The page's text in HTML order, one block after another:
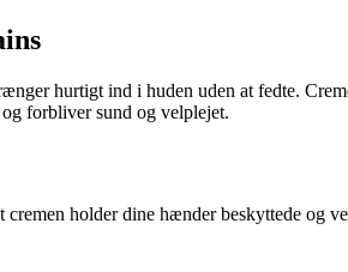
hurtigt ind i huden uden at fedte.
forbliver sund og velplejet.
holder dine hænder beskyttede og